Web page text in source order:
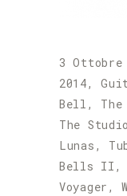
3 Ottobre
2014,
Bell ,
The
Lunas ,
Bells II ,
Voyager ,